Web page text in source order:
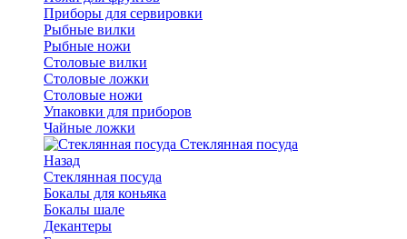
Приборы для сервировки
Рыбные вилки
Рыбные ножи
Столовые вилки
Столовые ложки
Столовые ножи
Упаковки для приборов
Чайные ложки
Стеклянная посуда
Назад
Стеклянная посуда
Бокалы для коньяка
Бокалы шале
Декантеры